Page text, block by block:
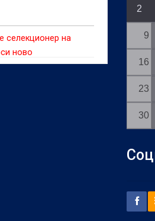
селекционер на
ново
2
9
16
23
30